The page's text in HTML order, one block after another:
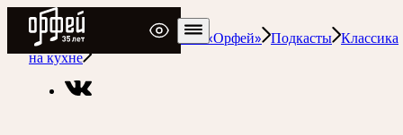
Радио Орфей
Радио классической музыки «Орфей» Подкасты Классика
на кухне